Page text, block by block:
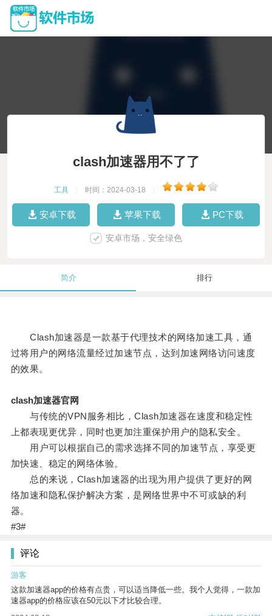
clash加速器用不了了
工具 时间：2024-03-18
安卓下载 苹果下载 PC下载
安卓市场，安全绿色
简介 排行
Clash加速器是一款基于代理技术的网络加速工具，通
过将用户的网络流量经过加速节点，达到加速网络访问速度
的效果。
clash加速器官网
与传统的VPN服务相比，Clash加速器在速度和稳定性
上都表现更优异，同时也更加注重保护用户的隐私安全。
用户可以根据自己的需求选择不同的加速节点，享受更
加快速、稳定的网络体验。
总的来说，Clash加速器的出现为用户提供了更好的网
络加速和隐私保护解决方案，是网络世界中不可或缺的利
器。
#3#
评论
游客
这款加速器app的价格有点贵，可以适当降低一些。我个人觉得，一款加
速器app的价格应该在50元以下才比较合理。